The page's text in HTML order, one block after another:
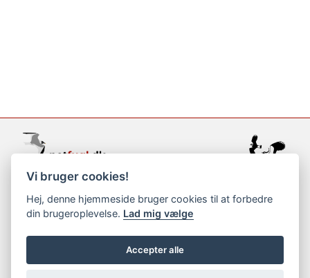
support@netfugl.dk
copyright © 2002-2023
Vi bruger cookies!
Hej, denne hjemmeside bruger cookies til at forbedre
din brugeroplevelse. Lad mig vælge
Accepter alle